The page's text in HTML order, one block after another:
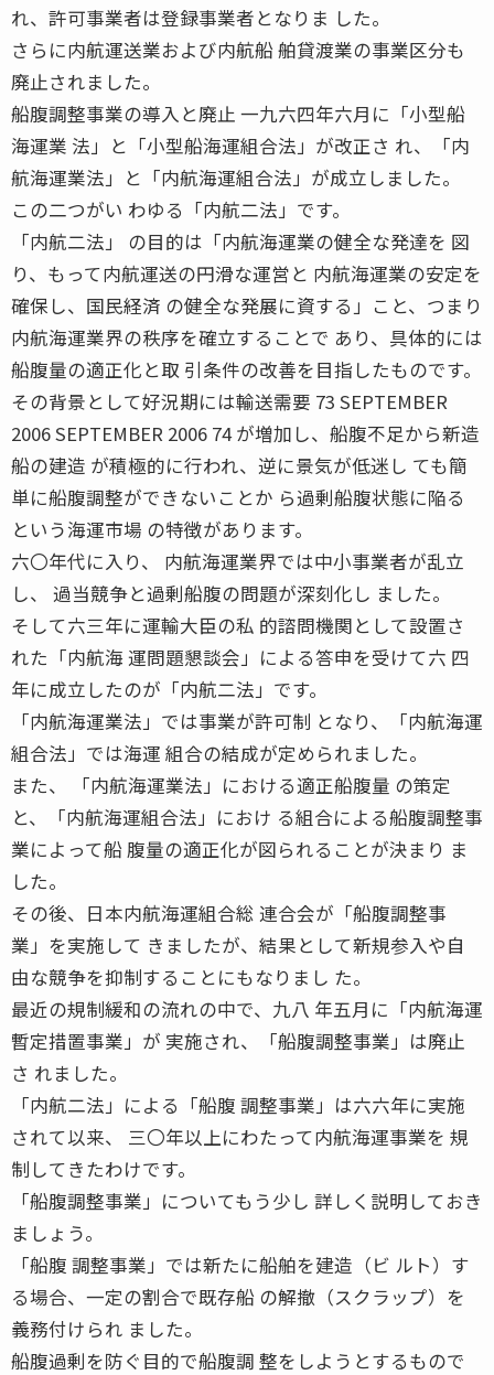
れ、許可事業者は登録事業者となりま した。
さらに内航運送業および内航船 舶貸渡業の事業区分も
廃止されました。
船腹調整事業の導入と廃止 一九六四年六月に「小型船
海運業 法」と「小型船海運組合法」が改正さ れ、「内
航海運業法」と「内航海運組合法」が成立しました。
この二つがい わゆる「内航二法」です。
「内航二法」 の目的は「内航海運業の健全な発達を 図
り、もって内航運送の円滑な運営と 内航海運業の安定を
確保し、国民経済 の健全な発展に資する」こと、つまり
内航海運業界の秩序を確立することで あり、具体的には
船腹量の適正化と取 引条件の改善を目指したものです。
その背景として好況期には輸送需要 73 SEPTEMBER
2006 SEPTEMBER 2006 74 が増加し、船腹不足から新造
船の建造 が積極的に行われ、逆に景気が低迷し ても簡
単に船腹調整ができないことか ら過剰船腹状態に陥る
という海運市場 の特徴があります。
六〇年代に入り、 内航海運業界では中小事業者が乱立
し、 過当競争と過剰船腹の問題が深刻化し ました。
そして六三年に運輸大臣の私 的諮問機関として設置さ
れた「内航海 運問題懇談会」による答申を受けて六 四
年に成立したのが「内航二法」です。
「内航海運業法」では事業が許可制 となり、「内航海運
組合法」では海運 組合の結成が定められました。
また、 「内航海運業法」における適正船腹量 の策定
と、「内航海運組合法」におけ る組合による船腹調整事
業によって船 腹量の適正化が図られることが決まり ま
した。
その後、日本内航海運組合総 連合会が「船腹調整事
業」を実施して きましたが、結果として新規参入や自
由な競争を抑制することにもなりまし た。
最近の規制緩和の流れの中で、九八 年五月に「内航海運
暫定措置事業」が 実施され、「船腹調整事業」は廃止
さ れました。
「内航二法」による「船腹 調整事業」は六六年に実施
されて以来、 三〇年以上にわたって内航海運事業を 規
制してきたわけです。
「船腹調整事業」についてもう少し 詳しく説明しておき
ましょう。
「船腹 調整事業」では新たに船舶を建造（ビ ルト）す
る場合、一定の割合で既存船 の解撤（スクラップ）を
義務付けられ ました。
船腹過剰を防ぐ目的で船腹調 整をしようとするもので